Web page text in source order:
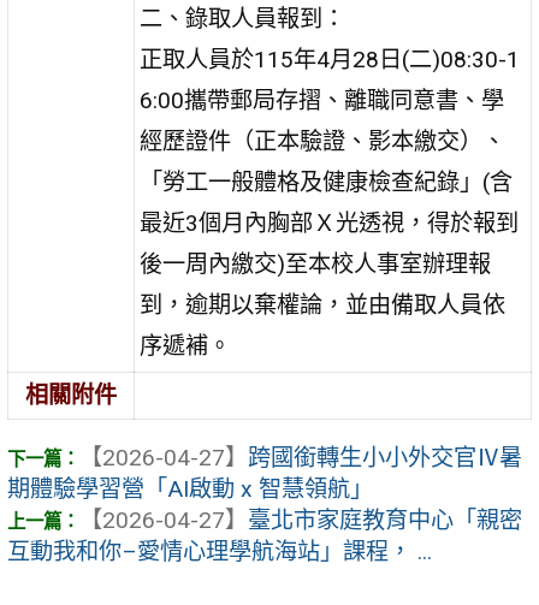
二、錄取人員報到：
正取人員於115年4月28日(二)08:30-1
6:00攜帶郵局存摺、離職同意書、學
經歷證件（正本驗證、影本繳交）、
「勞工一般體格及健康檢查紀錄」(含
最近3個月內胸部Ｘ光透視，得於報到
後一周內繳交)至本校人事室辦理報
到，逾期以棄權論，並由備取人員依
序遞補。
相關附件
【2026-04-27】 跨國銜轉生小小外交官Ⅳ暑
期體驗學習營「AI啟動 x 智慧領航」
【2026-04-27】 臺北市家庭教育中心「親密
互動我和你–愛情心理學航海站」課程， ...